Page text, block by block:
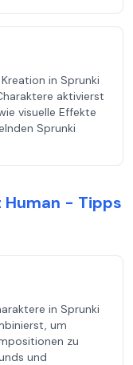
in Sprunki
aktivierst
visuelle Effekte
Sprunki
Human - Tipps
in Sprunki
um
zu
und